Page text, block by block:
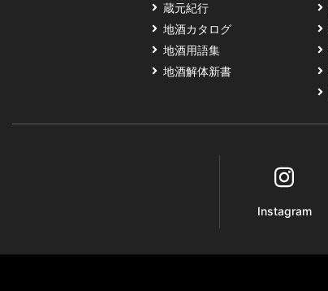
蔵元紀行
地酒カタログ
地酒用語集
地酒解体新書
Instagram